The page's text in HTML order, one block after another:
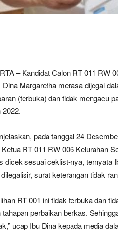
– Kandidat Calon RT 011 RW
Dina Margaretha merasa dijegal
(terbuka) dan tidak mengacu
2022.
pada tanggal 24
Ketua RT 011 RW 006 Kelurahan
dicek sesuai ceklist-nya, ternyata
surat keterangan tidak
RT 001 ini tidak terbuka dan
tahapan perbaikan berkas.
ucap Ibu Dina kepada media